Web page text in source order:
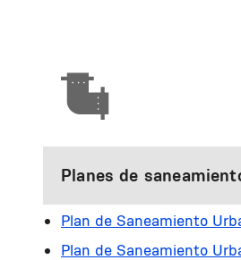
Planes de
Plan de Saneamiento
Plan de Saneamiento